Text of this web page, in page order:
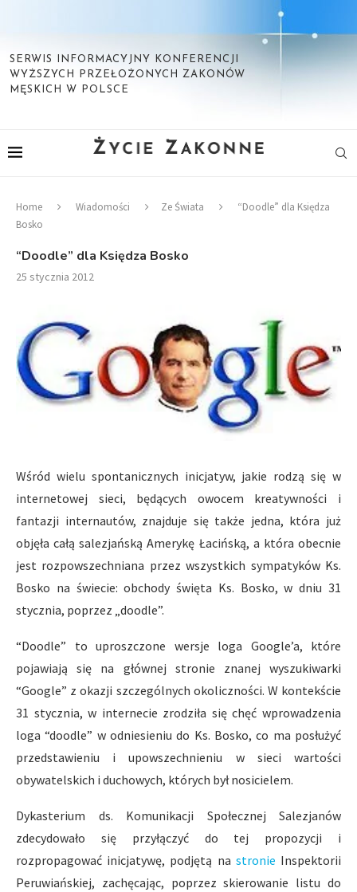
SERWIS INFORMACYJNY KONFERENCJI
WYŻSZYCH PRZEŁOŻONYCH ZAKONÓW
MĘSKICH W POLSCE
Home Wiadomości Ze Świata
“Doodle” dla Księdza
Bosko
“Doodle” dla Księdza Bosko
25 stycznia 2012
Wśród wielu spontanicznych inicjatyw, jakie rodzą się w
internetowej sieci, będących owocem kreatywności i
fantazji internautów, znajduje się także jedna, która już
objęła całą salezjańską Amerykę Łacińską, a która obecnie
jest rozpowszechniana przez wszystkich sympatyków Ks.
Bosko na świecie: obchody święta Ks. Bosko, w dniu 31
stycznia, poprzez „doodle”.
“Doodle” to uproszczone wersje loga Google’a, które
pojawiają się na głównej stronie znanej wyszukiwarki
“Google” z okazji szczególnych okoliczności. W kontekście
31 stycznia, w internecie zrodziła się chęć wprowadzenia
loga “doodle” w odniesieniu do Ks. Bosko, co ma posłużyć
przedstawieniu i upowszechnieniu w sieci wartości
obywatelskich i duchowych, których był nosicielem.
Dykasterium ds. Komunikacji Społecznej Salezjanów
zdecydowało się przyłączyć do tej propozycji i
rozpropagować inicjatywę, podjętą na stronie Inspektorii
Peruwiańskiej, zachęcając, poprzez skierowanie listu do